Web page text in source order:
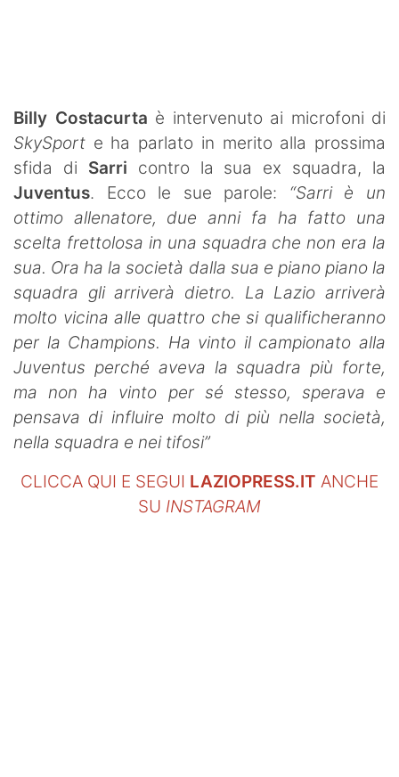
Billy Costacurta è intervenuto ai microfoni di
SkySport e ha parlato in merito alla prossima
sfida di Sarri contro la sua ex squadra, la
Juventus. Ecco le sue parole: “Sarri è un
ottimo allenatore, due anni fa ha fatto una
scelta frettolosa in una squadra che non era la
sua. Ora ha la società dalla sua e piano piano la
squadra gli arriverà dietro. La Lazio arriverà
molto vicina alle quattro che si qualificheranno
per la Champions. Ha vinto il campionato alla
Juventus perché aveva la squadra più forte,
ma non ha vinto per sé stesso, sperava e
pensava di influire molto di più nella società,
nella squadra e nei tifosi”
CLICCA QUI E SEGUI LAZIOPRESS.IT ANCHE
SU INSTAGRAM